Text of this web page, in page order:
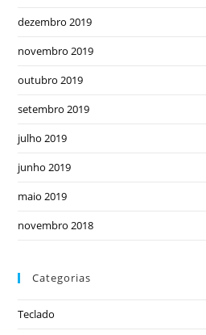
dezembro 2019
novembro 2019
outubro 2019
setembro 2019
julho 2019
junho 2019
maio 2019
novembro 2018
Categorias
Teclado